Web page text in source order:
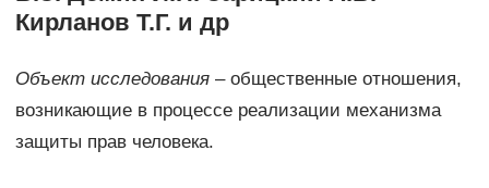
Кирланов Т.Г. и др
Объект исследования– общественные отношения,
возникающие в процессе реализации механизма
защиты прав человека.